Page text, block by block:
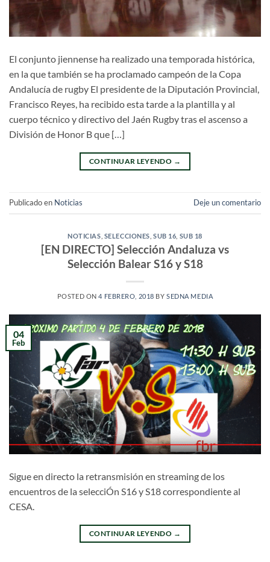
El conjunto jiennense ha realizado una temporada histórica,
en la que también se ha proclamado campeón de la Copa
Andalucía de rugby El presidente de la Diputación Provincial,
Francisco Reyes, ha recibido esta tarde a la plantilla y al
cuerpo técnico y directivo del Jaén Rugby tras el ascenso a
División de Honor B que […]
CONTINUAR LEYENDO →
Publicado en Noticias Deje un comentario
NOTICIAS SELECCIONES ,SUB 16 SUB 18
[EN DIRECTO] Selección Andaluza vs
Selección Balear S16 y S18
POSTED ON4 FEBRERO, 2018 BYSEDNA MEDIA
04
Feb
Sigue en directo la retransmisión en streaming de los
encuentros de la selecciÓn S16 y S18 correspondiente al
CESA.
CONTINUAR LEYENDO →